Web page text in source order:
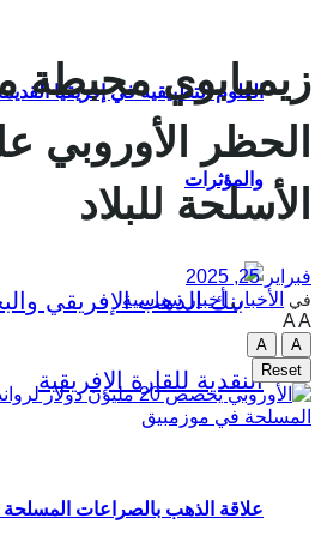
العلوم التطبيقية في إفريقيا
والمؤثرات
علاقة الذهب بالصراعات المسلحة
زيمبابوي محبطة
الحظر الأوروبي
الأسلحة للبلاد
فبراير 25, 2025
في الأخبار , أخبار سياسية
AA
A
A
Reset